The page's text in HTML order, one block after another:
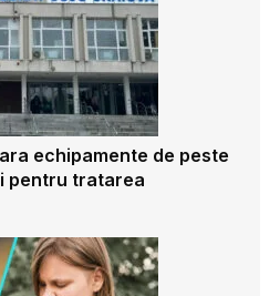
echipamente de peste
pentru tratarea